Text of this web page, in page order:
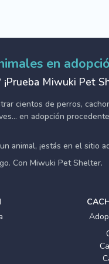
en
¡Prueba Miwuki Pet
cientos de perros,
en adopción
animal, ¡estás en el sitio
Con Miwuki Pet Shelter.